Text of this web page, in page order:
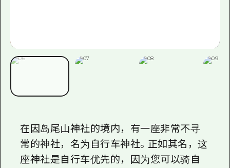
在因岛尾山神社的境内，有一座非常不寻
常的神社，名为自行车神社。正如其名，这
座神社是自行车优先的，因为您可以骑自